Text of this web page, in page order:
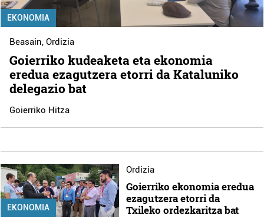
EKONOMIA
Beasain,Ordizia
Goierriko kudeaketa eta ekonomia
eredua ezagutzera etorri da Kataluniko
delegazio bat
Goierriko Hitza
EKONOMIA
Ordizia
Goierriko ekonomia eredua
ezagutzera etorri da
Txileko ordezkaritza bat